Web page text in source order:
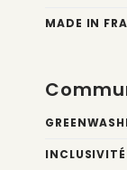
MADE IN
INCLUSIVITÉ